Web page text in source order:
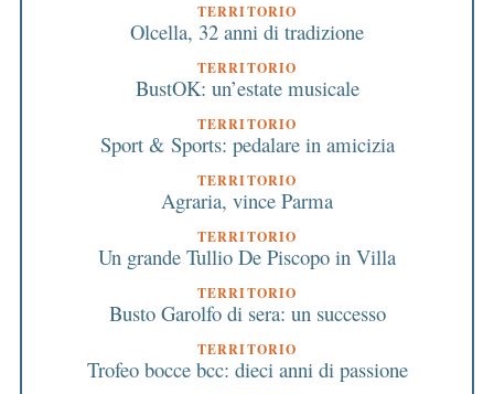
TERRITORIO
Olcella, 32 anni di tradizione
TERRITORIO
BustOK: un’estate musicale
TERRITORIO
Sport & Sports: pedalare in amicizia
TERRITORIO
Agraria, vince Parma
TERRITORIO
Un grande Tullio De Piscopo in Villa
TERRITORIO
Busto Garolfo di sera: un successo
TERRITORIO
Trofeo bocce bcc: dieci anni di passione